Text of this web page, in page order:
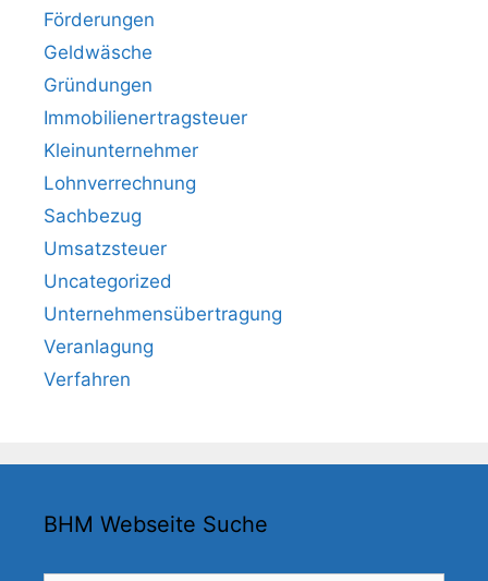
Förderungen
Geldwäsche
Gründungen
Immobilienertragsteuer
Kleinunternehmer
Lohnverrechnung
Sachbezug
Umsatzsteuer
Uncategorized
Unternehmensübertragung
Veranlagung
Verfahren
BHM Webseite Suche